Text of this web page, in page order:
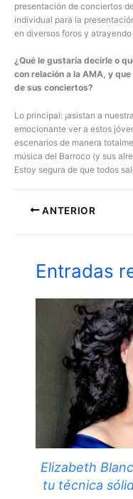
presentación de conciertos
individual para la
en diversos foros y
¿Qué le gustaría decirle o
con relación a la AMA, y
de sus conciertos?
Lo principal: ¡asistan a
emocionante ver a estos
escenarios de manera
música del Barroco (y sus
Estoy segura de que todos
ANTERIOR
Entradas
Elizabeth
tu técnica